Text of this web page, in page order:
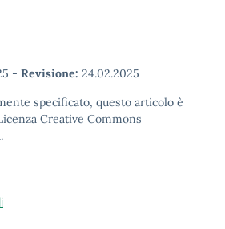
- Revisione: 24.02.2025
specificato, questo articolo è
Creative Commons